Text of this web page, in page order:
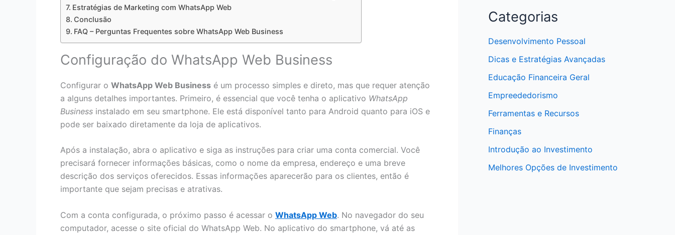
Estratégias de Marketing com WhatsApp Web
Conclusão
FAQ – Perguntas Frequentes sobre WhatsApp Web Business
Configuração do WhatsApp Web Business
Configurar o WhatsApp Web Business é um processo simples e direto, mas que requer atenção
a alguns detalhes importantes. Primeiro, é essencial que você tenha o aplicativo WhatsApp
Business instalado em seu smartphone. Ele está disponível tanto para Android quanto para iOS e
pode ser baixado diretamente da loja de aplicativos.
Após a instalação, abra o aplicativo e siga as instruções para criar uma conta comercial. Você
precisará fornecer informações básicas, como o nome da empresa, endereço e uma breve
descrição dos serviços oferecidos. Essas informações aparecerão para os clientes, então é
importante que sejam precisas e atrativas.
Com a conta configurada, o próximo passo é acessar o WhatsApp Web. No navegador do seu
computador, acesse o site oficial do WhatsApp Web. No aplicativo do smartphone, vá até as
Categorias
Desenvolvimento Pessoal
Dicas e Estratégias Avançadas
Educação Financeira Geral
Empreededorismo
Ferramentas e Recursos
Finanças
Introdução ao Investimento
Melhores Opções de Investimento